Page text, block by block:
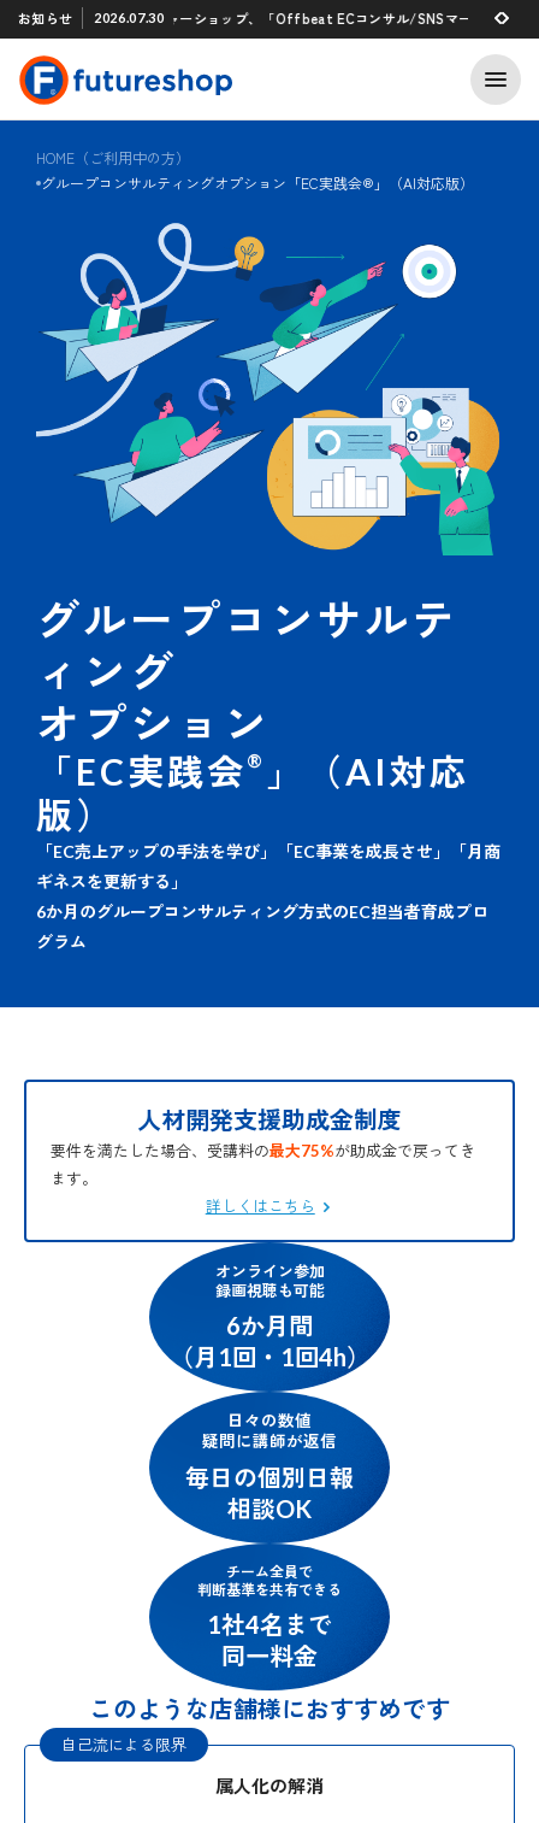
お知らせ
アプリ 「STAFF START」とのタグ連携を開始
2026.07.30
フューチャーショップ、「Offbeat ECコンサル/SNSマーケティング支援」
2026.07.29
HOME（ご利用中の方）
グループコンサルティングオプション「EC実践会®」（AI対応版）
グループコンサルテ
ィング
オプション
「EC実践会 ®
」（AI対応
版）
「EC売上アップの手法を学び」「EC事業を成長させ」「月商
ギネスを更新する」
6か月のグループコンサルティング方式のEC担当者育成プロ
グラム
人材開発支援助成金制度
要件を満たした場合、受講料の最大75%が助成金で戻ってき
ます。
詳しくはこちら
オンライン参加
録画視聴も可能
6か月間
（月1回・1回4h）
日々の数値
疑問に講師が返信
毎日の個別日報
相談OK
チーム全員で
判断基準を共有できる
1社4名まで
同一料金
このような店舗様におすすめです
自己流による限界
属人化の解消